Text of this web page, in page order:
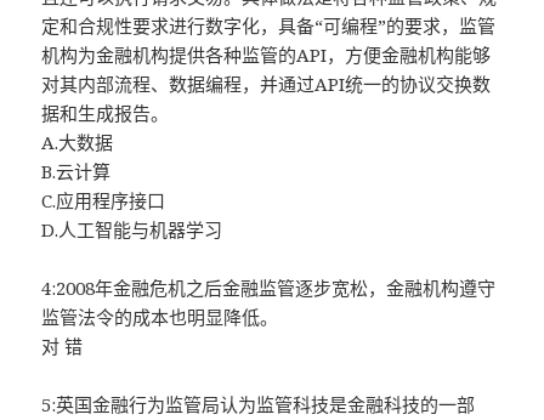
定和合规性要求进行数字化，具备“可编程”的要求，监管
机构为金融机构提供各种监管的API，方便金融机构能够
对其内部流程、数据编程，并通过API统一的协议交换数
据和生成报告。
A.大数据
B.云计算
C.应用程序接口
D.人工智能与机器学习
4:2008年金融危机之后金融监管逐步宽松，金融机构遵守
监管法令的成本也明显降低。
对 错
5:英国金融行为监管局认为监管科技是金融科技的一部